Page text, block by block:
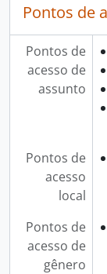
Pontos de
Pontos de
acesso de
assunto
Pontos de
acesso
local
Pontos de
acesso de
gênero